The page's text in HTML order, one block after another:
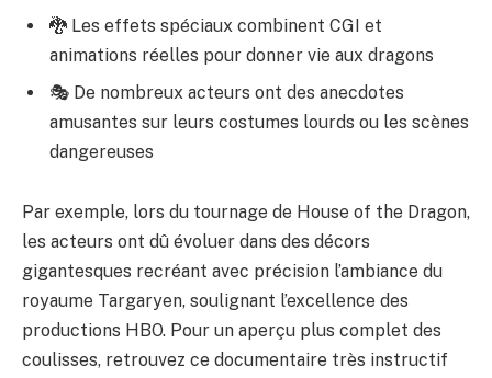
🐉 Les effets spéciaux combinent CGI et
animations réelles pour donner vie aux dragons
🎭 De nombreux acteurs ont des anecdotes
amusantes sur leurs costumes lourds ou les scènes
dangereuses
Par exemple, lors du tournage de House of the Dragon,
les acteurs ont dû évoluer dans des décors
gigantesques recréant avec précision l’ambiance du
royaume Targaryen, soulignant l’excellence des
productions HBO. Pour un aperçu plus complet des
coulisses, retrouvez ce documentaire très instructif